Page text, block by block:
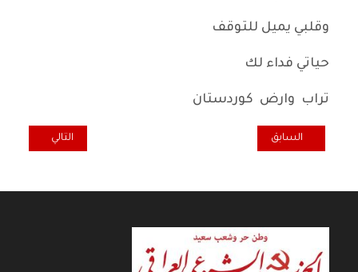
وقلبي يميل للتوقف
حياتي فداء لك
تراب وارض كوردستان
المقال السابق: الحكاية ُ التي...
السابق المقال التالي:
التالي